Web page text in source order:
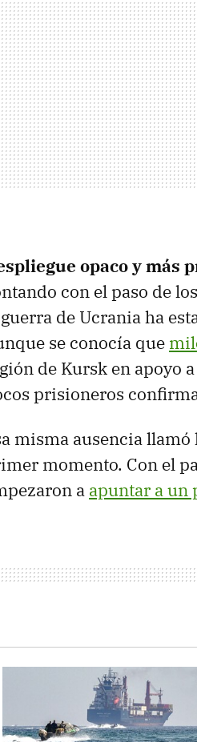
opaco y más
con el paso de
de Ucrania ha
se conocía que
de Kursk en apoyo
prisioneros
misma ausencia
momento. Con el
a apuntar a un